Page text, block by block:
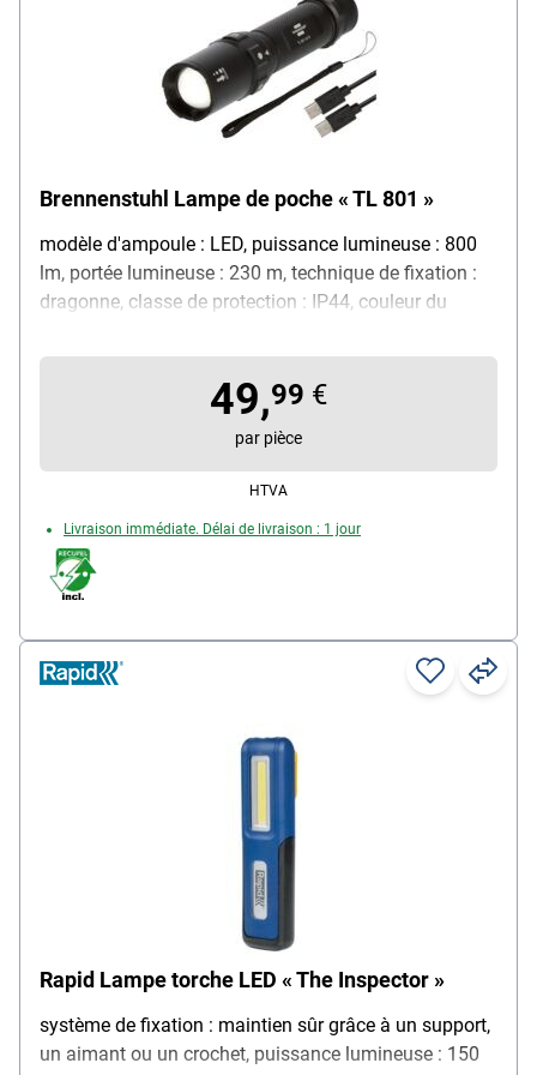
Brennenstuhl Lampe de poche « TL 801 »
modèle d'ampoule : LED, puissance lumineuse : 800
lm, portée lumineuse : 230 m, technique de fixation :
dragonne, classe de protection : IP44, couleur du
particularités : la fonction zoom permet de passer en
continu d'un éclairage proche et large à un éclairage
lointain et focalisé, contenu de la livraison : lampe de
poche / câble de chargement USB C / dragonne
49,99 €
par pièce
HTVA
Livraison immédiate. Délai de livraison : 1 jour
Rapid Lampe torche LED « The Inspector »
système de fixation : maintien sûr grâce à un support,
un aimant ou un crochet, puissance lumineuse : 150